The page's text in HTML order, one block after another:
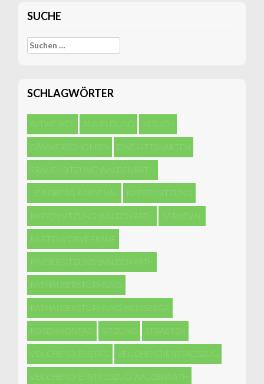
SUCHE
Suchen
nach:
SCHLAGWÖRTER
ALTWEIBER ANMELDUNG BESUCH
DÄMMERSCHOPPEN EINTRITTSKARTEN
FRAUENSITZUNG WALDENRATH
HEINSBERG KARNEVAL KAPPENSITZUNG
KAPPENSITZUNG WALDENRATH KARNEVAL
KARTENVORVERKAUF
KINDERSITZUNG WALDENRATH
RATHAUSERSTÜRMUNG
RATHAUSERSTÜRMUNG HEINSBEGR
ROSENMONTAG SITZUNG STRAETEN
VEILCHENDIENSTAG VEILCHENDIENSTAGSZUG
VEILCHENDIENSTAGSZUG WALDENRATH